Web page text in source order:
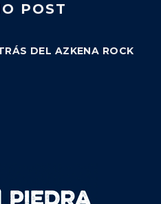
POST
DEL AZKENA ROCK